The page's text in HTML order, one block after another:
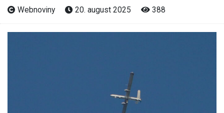
Webnoviny 20. august 2025 388